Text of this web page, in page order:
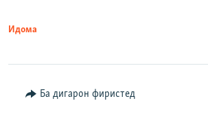
Идома
Ба дигарон фиристед